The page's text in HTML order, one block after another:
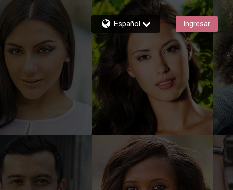
Español Ingresar